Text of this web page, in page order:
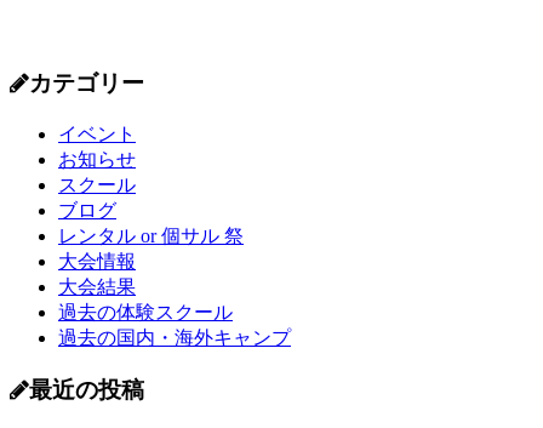
カテゴリー
イベント
お知らせ
スクール
ブログ
レンタル or 個サル 祭
大会情報
大会結果
過去の体験スクール
過去の国内・海外キャンプ
最近の投稿